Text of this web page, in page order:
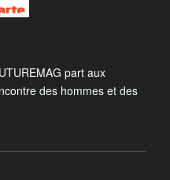
part aux
des hommes et des